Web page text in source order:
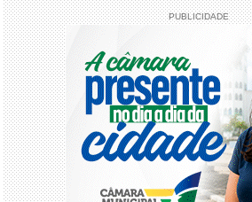
PUBLICIDADE